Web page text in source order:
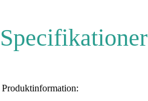
Specifikationer
Produktinformation: